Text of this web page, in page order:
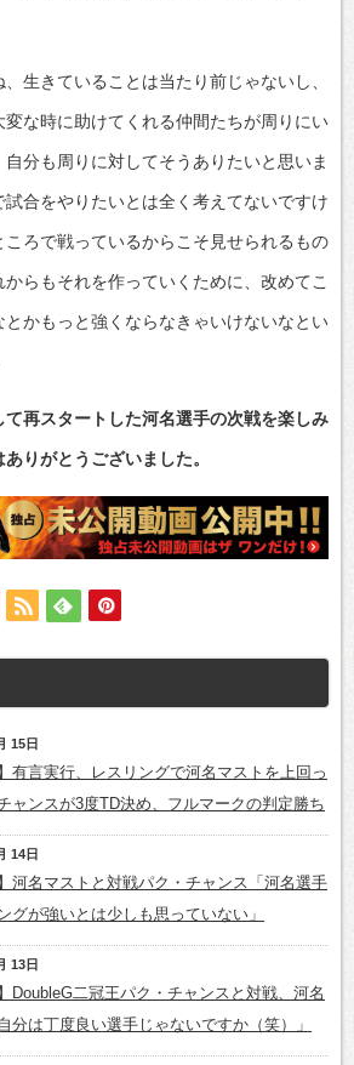
生きていることは当たり前じゃないし、
な時に助けてくれる仲間たちが周りにい
分も周りに対してそうありたいと思いま
試合をやりたいとは全く考えてないですけ
ころで戦っているからこそ見せられるもの
らもそれを作っていくために、改めてこ
かもっと強くならなきゃいけないなとい
再スタートした河名選手の次戦を楽しみ
りがとうございました。
15日
】有言実行、レスリングで河名マストを上回っ
ャンスが3度TD決め、フルマークの判定勝ち
14日
】河名マストと対戦パク・チャンス「河名選手
グが強いとは少しも思っていない」
13日
】DoubleG二冠王パク・チャンスと対戦、河名
分は丁度良い選手じゃないですか（笑）」